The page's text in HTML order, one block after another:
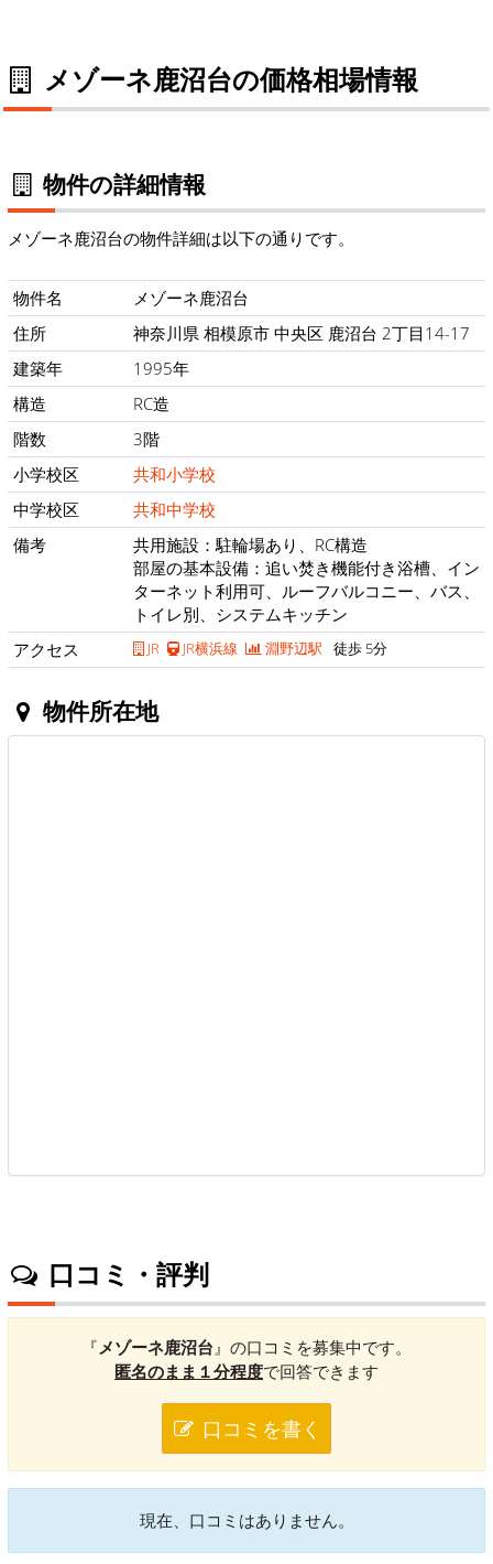
メゾーネ鹿沼台の価格相場情報
物件の詳細情報
メゾーネ鹿沼台の物件詳細は以下の通りです。
物件名
メゾーネ鹿沼台
住所
神奈川県 相模原市 中央区 鹿沼台 2丁目14-17
建築年
1995年
構造
RC造
階数
3階
小学校区
共和小学校
中学校区
共和中学校
備考
共用施設：駐輪場あり、RC構造
部屋の基本設備：追い焚き機能付き浴槽、イン
ターネット利用可、ルーフバルコニー、バス、
トイレ別、システムキッチン
アクセス
JR JR横浜線 淵野辺駅 徒歩 5分
物件所在地
口コミ・評判
『 メゾーネ鹿沼台 』の口コミを募集中です。
匿名のまま１分程度で回答できます
口コミを書く
現在、口コミはありません。